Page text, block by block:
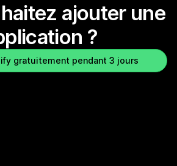
ajouter une
?
gratuitement pendant 3 jours